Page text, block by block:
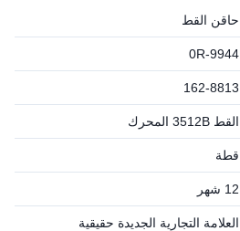
حاقن القط
0R-9944
162-8813
القط 3512B المحرك
قطة
12 شهر
العلامة التجارية الجديدة حقيقية